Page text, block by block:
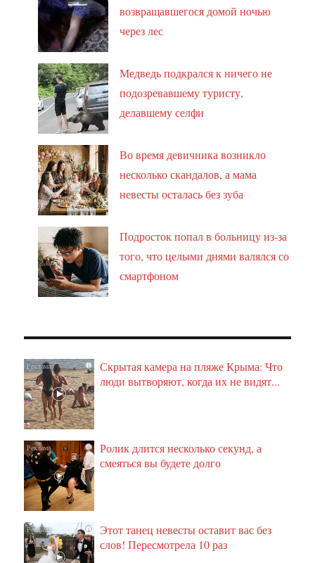
возвращавшегося домой ночью
через лес
Медведь подкрался к ничего не
подозревавшему туристу,
делавшему селфи
Во время девичника возникло
несколько скандалов, а мама
невесты осталась без зуба
Подросток попал в больницу из-за
того, что целыми днями валялся со
смартфоном
i
Скрытая камера на пляже Крыма: Что
люди вытворяют, когда их не видят...
i
Ролик длится несколько секунд, а
смеяться вы будете долго
i
Этот танец невесты оставит вас без
слов! Пересмотрела 10 раз